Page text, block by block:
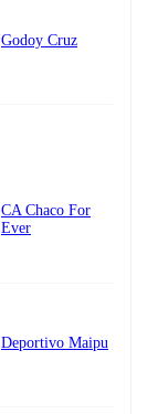
Godoy Cruz
CA Chaco For
Ever
Deportivo Maipu